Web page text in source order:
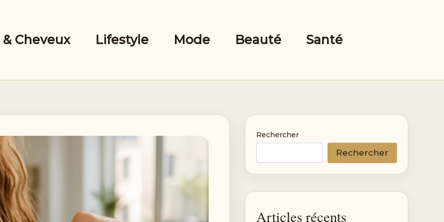
Cheveux Lifestyle Mode Beauté Santé
Rechercher
Rechercher
Articles récents